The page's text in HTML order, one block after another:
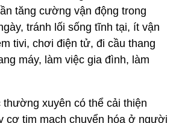
tăng cường vận động trong
tránh lối sống tĩnh tại, ít vận
tivi, chơi điện tử, đi cầu thang
máy, làm việc gia đình, làm
xuyên có thể cải thiện
cơ tim mạch chuyển hóa ở người